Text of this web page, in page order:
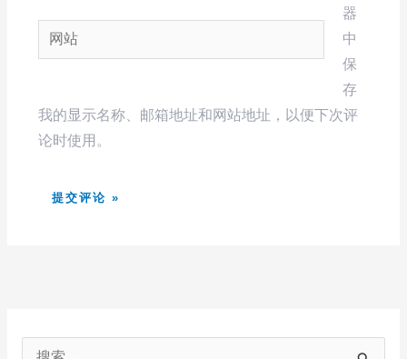
箱
*
网
站
器
中
保
存
我的显示名称、邮箱地址和网站地址，以便下次评
论时使用。